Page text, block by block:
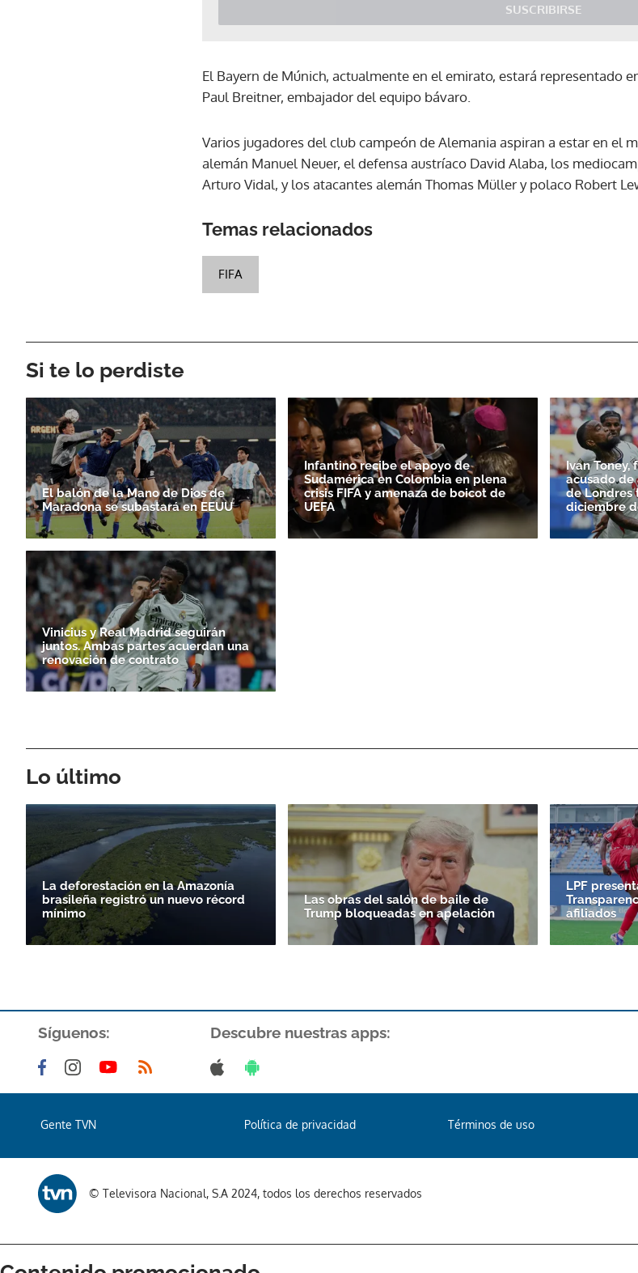
SUSCRIBIRSE
Gracias por suscribirte a nuestro
El Bayern de Múnich, actualmente en el emirato, estará representado
Paul Breitner, embajador del equipo bávaro.
Varios jugadores del club campeón de Alemania aspiran a estar en el
alemán Manuel Neuer, el defensa austríaco David Alaba, los
Arturo Vidal, y los atacantes alemán Thomas Müller y polaco Robert
Temas relacionados
FIFA
Si te lo perdiste
El balón de la Mano de Dios de
Maradona se subastará en EEUU
Infantino recibe el apoyo de
Sudamérica en Colombia en plena
crisis FIFA y amenaza de boicot de
UEFA
Ivan Toney,
acusado de
de Londres
diciembre
Vinicius y Real Madrid seguirán
juntos. Ambas partes acuerdan una
renovación de contrato
Lo último
La deforestación en la Amazonía
brasileña registró un nuevo récord
mínimo
Las obras del salón de baile de
Trump bloqueadas en apelación
LPF
afiliados
Síguenos: Descubre nuestras apps:
Gente TVN Política de privacidad Términos de uso
© Televisora Nacional, S.A 2024, todos los derechos reservados